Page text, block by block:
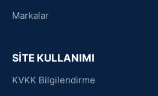
Markalar
SİTE KULLANIMI
KVKK Bilgilendirme